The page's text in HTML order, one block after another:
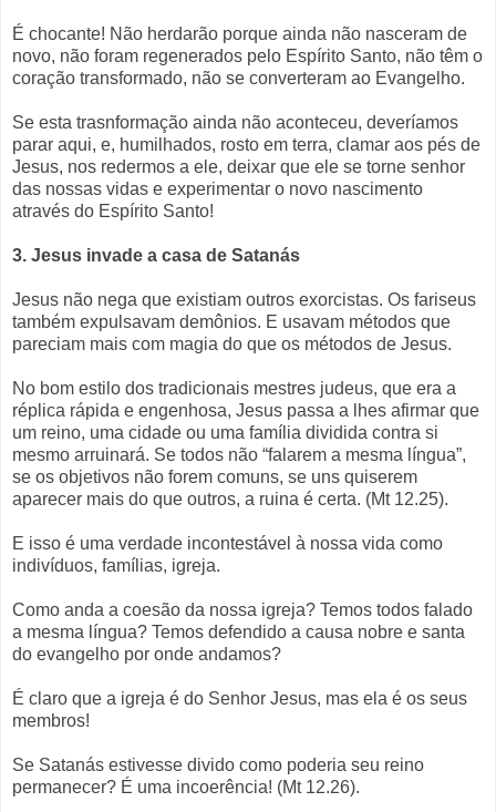
É chocante! Não herdarão porque ainda não nasceram de
novo, não foram regenerados pelo Espírito Santo, não têm o
coração transformado, não se converteram ao Evangelho.
Se esta trasnformação ainda não aconteceu, deveríamos
parar aqui, e, humilhados, rosto em terra, clamar aos pés de
Jesus, nos redermos a ele, deixar que ele se torne senhor
das nossas vidas e experimentar o novo nascimento
através do Espírito Santo!
3. Jesus invade a casa de Satanás
Jesus não nega que existiam outros exorcistas. Os fariseus
também expulsavam demônios. E usavam métodos que
pareciam mais com magia do que os métodos de Jesus.
No bom estilo dos tradicionais mestres judeus, que era a
réplica rápida e engenhosa, Jesus passa a lhes afirmar que
um reino, uma cidade ou uma família dividida contra si
mesmo arruinará. Se todos não “falarem a mesma língua”,
se os objetivos não forem comuns, se uns quiserem
aparecer mais do que outros, a ruina é certa. (Mt 12.25).
E isso é uma verdade incontestável à nossa vida como
indivíduos, famílias, igreja.
Como anda a coesão da nossa igreja? Temos todos falado
a mesma língua? Temos defendido a causa nobre e santa
do evangelho por onde andamos?
É claro que a igreja é do Senhor Jesus, mas ela é os seus
membros!
Se Satanás estivesse divido como poderia seu reino
permanecer? É uma incoerência! (Mt 12.26).